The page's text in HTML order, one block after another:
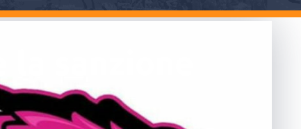
sanzione